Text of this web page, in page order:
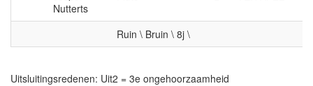
Nutterts
Ruin \ Bruin \ 8j \
Uitsluitingsredenen: Uit2 = 3e ongehoorzaamheid